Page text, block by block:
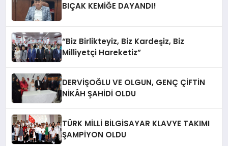
BIÇAK KEMİĞE DAYANDI!
“Biz Birlikteyiz, Biz Kardeşiz, Biz
Milliyetçi Hareketiz”
DERVİŞOĞLU VE OLGUN, GENÇ ÇİFTİN
NİKÂH ŞAHİDİ OLDU
TÜRK MİLLİ BİLGİSAYAR KLAVYE TAKIMI
ŞAMPİYON OLDU